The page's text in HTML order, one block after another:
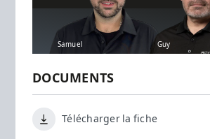
Samuel Guy
DOCUMENTS
Télécharger la fiche